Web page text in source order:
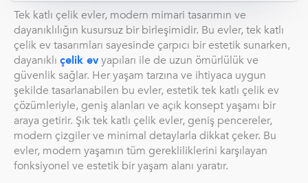
Tek katlı çelik evler, modern mimari tasarımın ve
dayanıklılığın kusursuz bir birleşimidir. Bu evler, tek katlı
çelik ev tasarımları sayesinde çarpıcı bir estetik sunarken,
dayanıklı çelik evyapıları ile de uzun ömürlülük ve
güvenlik sağlar. Her yaşam tarzına ve ihtiyaca uygun
şekilde tasarlanabilen bu evler, estetik tek katlı çelik ev
çözümleriyle, geniş alanları ve açık konsept yaşamı bir
araya getirir. Şık tek katlı çelik evler, geniş pencereler,
modern çizgiler ve minimal detaylarla dikkat çeker. Bu
evler, modern yaşamın tüm gerekliliklerini karşılayan
fonksiyonel ve estetik bir yaşam alanı yaratır.